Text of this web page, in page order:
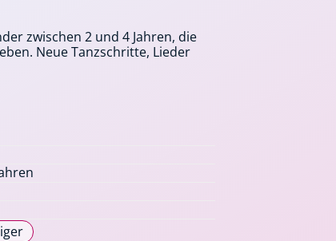
zwischen 2 und 4 Jahren, die
Neue Tanzschritte, Lieder